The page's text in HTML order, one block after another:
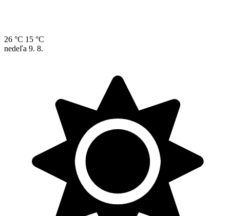
26 °C 15 °C
nedeľa 9. 8.